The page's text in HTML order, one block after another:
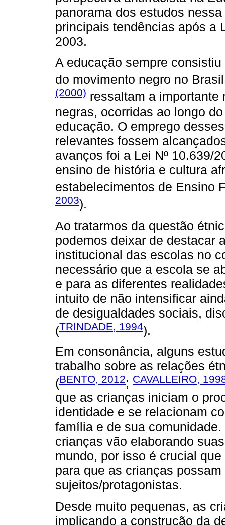
panorama dos estudos
principais tendências após a
2003.
A educação sempre
do movimento negro no
(2000) ressaltam a
negras, ocorridas ao longo
educação. O emprego
relevantes fossem
avanços foi a Lei Nº 10.639/
ensino de história e cultura
estabelecimentos de Ensino
2003).
Ao tratarmos da questão
podemos deixar de destacar
institucional das escolas no
necessário que a escola se
e para as diferentes
intuito de não intensificar
de desigualdades sociais,
(TRINDADE, 1994).
Em consonância, alguns
trabalho sobre as relações
(BENTO, 2012; CAVALLEIRO,
que as crianças iniciam o
identidade e se relacionam
família e de sua
crianças vão elaborando
mundo, por isso é crucial
para que as crianças
sujeitos/protagonistas.
Desde muito pequenas, as
implicando a construção da